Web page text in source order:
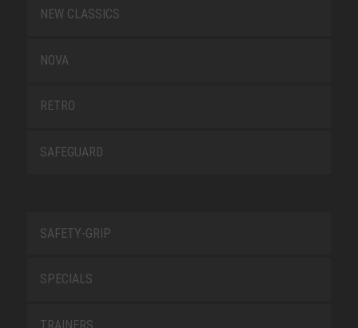
NEW CLASSICS
NOVA
RETRO
SAFEGUARD
SAFETY-GRIP
SPECIALS